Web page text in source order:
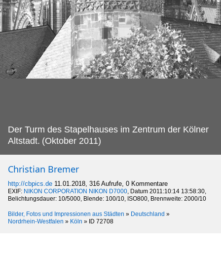
Der Turm des Stapelhauses im Zentrum der Kölner
Altstadt. (Oktober 2011)
Christian Bremer
http://cbpics.de 11.01.2018, 316 Aufrufe, 0 Kommentare
EXIF: NIKON CORPORATION NIKON D7000, Datum 2011:10:14 13:58:30,
Belichtungsdauer: 10/5000, Blende: 100/10, ISO800, Brennweite: 2000/10
Bilder, Fotos und Impressionen aus Städten » Deutschland »
Nordrhein-Westfalen » Köln » ID 72708